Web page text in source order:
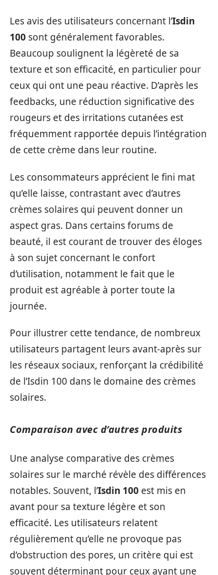
Les avis des utilisateurs concernant l’Isdin
100 sont généralement favorables.
Beaucoup soulignent la légèreté de sa
texture et son efficacité, en particulier pour
ceux qui ont une peau réactive. D’après les
feedbacks, une réduction significative des
rougeurs et des irritations cutanées est
fréquemment rapportée depuis l’intégration
de cette crème dans leur routine.
Les consommateurs apprécient le fini mat
qu’elle laisse, contrastant avec d’autres
crèmes solaires qui peuvent donner un
aspect gras. Dans certains forums de
beauté, il est courant de trouver des éloges
à son sujet concernant le confort
d’utilisation, notamment le fait que le
produit est agréable à porter toute la
journée.
Pour illustrer cette tendance, de nombreux
utilisateurs partagent leurs avant-après sur
les réseaux sociaux, renforçant la crédibilité
de l’Isdin 100 dans le domaine des crèmes
solaires.
Comparaison avec d’autres produits
Une analyse comparative des crèmes
solaires sur le marché révèle des différences
notables. Souvent, l’Isdin 100 est mis en
avant pour sa texture légère et son
efficacité. Les utilisateurs relatent
régulièrement qu’elle ne provoque pas
d’obstruction des pores, un critère qui est
souvent déterminant pour ceux ayant une